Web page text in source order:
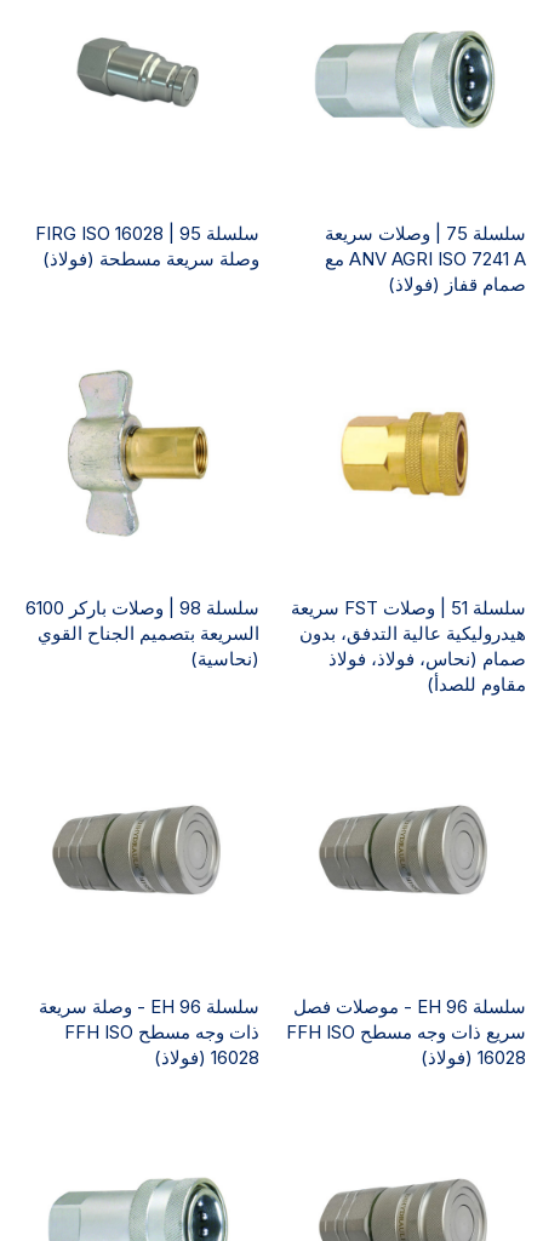
سلسلة 75 | وصلات سريعة
ANV AGRI ISO 7241 A مع
صمام قفاز (فولاذ)
سلسلة 95 | FIRG ISO 16028
وصلة سريعة مسطحة (فولاذ)
سلسلة 51 | وصلات FST سريعة
هيدروليكية عالية التدفق، بدون
صمام (نحاس، فولاذ، فولاذ
مقاوم للصدأ)
سلسلة 98 | وصلات باركر 6100
السريعة بتصميم الجناح القوي
(نحاسية)
سلسلة EH 96 - موصلات فصل
سريع ذات وجه مسطح FFH ISO
16028 (فولاذ)
سلسلة EH 96 - وصلة سريعة
ذات وجه مسطح FFH ISO
16028 (فولاذ)